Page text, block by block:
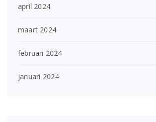
april 2024
maart 2024
februari 2024
januari 2024